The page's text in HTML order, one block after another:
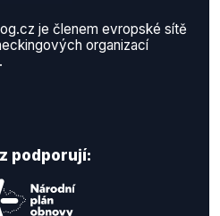
je členem evropské sítě
organizací
podporují: